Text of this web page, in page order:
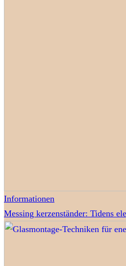
Informationen
Messing kerzenständer: Tidens